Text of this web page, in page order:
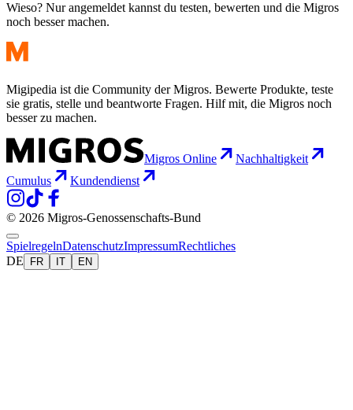
Wieso? Nur angemeldet kannst du testen, bewerten und die Migros
noch besser machen.
Migipedia ist die Community der Migros. Bewerte Produkte, teste
sie gratis, stelle und beantworte Fragen. Hilf mit, die Migros noch
besser zu machen.
Migros Online
Nachhaltigkeit
Cumulus
Kundendienst
© 2026 Migros-Genossenschafts-Bund
SpielregelnDatenschutzImpressumRechtliches
DE
FR IT EN